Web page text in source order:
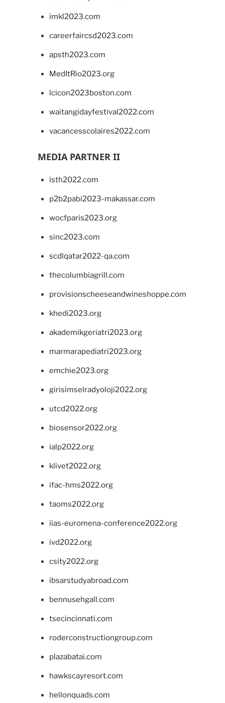
imkl2023.com
careerfaircsd2023.com
apsth2023.com
MedItRio2023.org
lcicon2023boston.com
waitangidayfestival2022.com
vacancesscolaires2022.com
MEDIA PARTNER II
isth2022.com
p2b2pabi2023-makassar.com
wocfparis2023.org
sinc2023.com
scdlqatar2022-qa.com
thecolumbiagrill.com
provisionscheeseandwineshoppe.com
khedi2023.org
akademikgeriatri2023.org
marmarapediatri2023.org
emchie2023.org
girisimselradyoloji2022.org
utcd2022.org
biosensor2022.org
ialp2022.org
klivet2022.org
ifac-hms2022.org
taoms2022.org
iias-euromena-conference2022.org
ivd2022.org
csity2022.org
ibsarstudyabroad.com
bennusehgall.com
tsecincinnati.com
roderconstructiongroup.com
plazabatai.com
hawkscayresort.com
hellonquads.com